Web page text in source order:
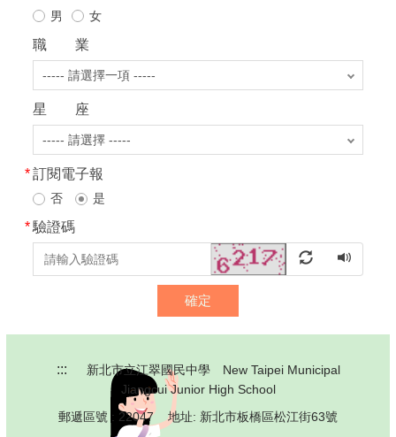
男 女
職 業
星 座
*訂閱電子報
否 是
*驗證碼
確定
::: 新北市立江翠國民中學 New Taipei Municipal
Jiangcui Junior High School
郵遞區號 : 22047 地址: 新北市板橋區松江街63號